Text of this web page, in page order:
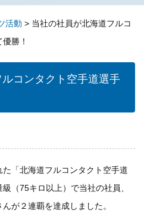
ピックス
合わせ
保護方針
主行動計画
(業者様へ)
活動 > 当社の社員が北海道フルコ
勝！
コンタクト空手道選手
「北海道フルコンタクト空手道
（75キロ以上）で当社の社員、
が２連覇を達成しました。